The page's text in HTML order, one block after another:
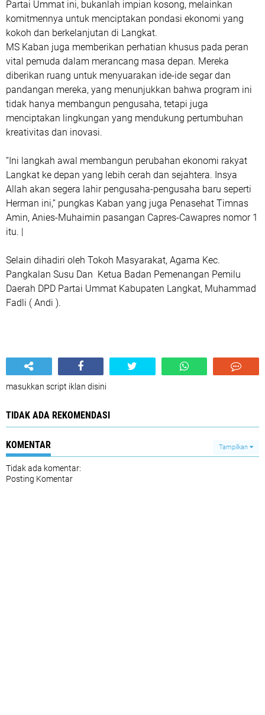
Partai Ummat ini, bukanlah impian kosong, melainkan
komitmennya untuk menciptakan pondasi ekonomi yang
kokoh dan berkelanjutan di Langkat.
MS Kaban juga memberikan perhatian khusus pada peran
vital pemuda dalam merancang masa depan. Mereka
diberikan ruang untuk menyuarakan ide-ide segar dan
pandangan mereka, yang menunjukkan bahwa program ini
tidak hanya membangun pengusaha, tetapi juga
menciptakan lingkungan yang mendukung pertumbuhan
kreativitas dan inovasi.
“Ini langkah awal membangun perubahan ekonomi rakyat
Langkat ke depan yang lebih cerah dan sejahtera. Insya
Allah akan segera lahir pengusaha-pengusaha baru seperti
Herman ini,” pungkas Kaban yang juga Penasehat Timnas
Amin, Anies-Muhaimin pasangan Capres-Cawapres nomor 1
itu. |
Selain dihadiri oleh Tokoh Masyarakat, Agama Kec.
Pangkalan Susu Dan Ketua Badan Pemenangan Pemilu
Daerah DPD Partai Ummat Kabupaten Langkat, Muhammad
Fadli ( Andi ).
masukkan script iklan disini
TIDAK ADA REKOMENDASI
KOMENTAR Tampilkan
Tidak ada komentar:
Posting Komentar